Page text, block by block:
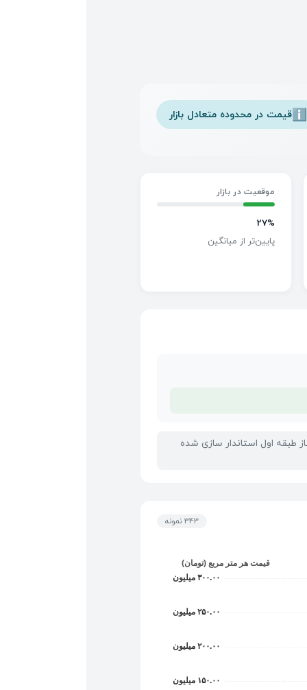
ℹ️قیمت در محدوده متعادل بازار
موقعیت در بازار
27%
پایین‌تر از میانگین
طبقه اول استاندار سازی شده
343 نمونه